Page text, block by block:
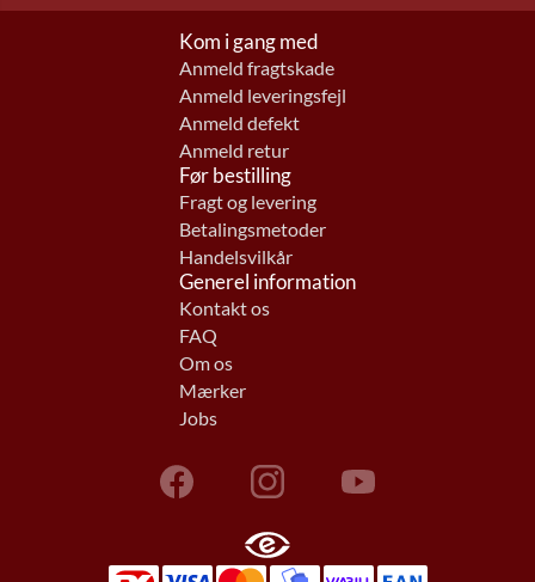
Kom i gang med
Anmeld fragtskade
Anmeld leveringsfejl
Anmeld defekt
Anmeld retur
Før bestilling
Fragt og levering
Betalingsmetoder
Handelsvilkår
Generel information
Kontakt os
FAQ
Om os
Mærker
Jobs